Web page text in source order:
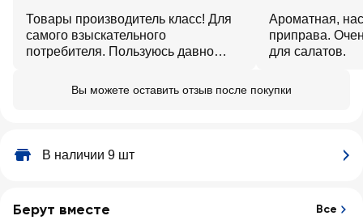
Товары производитель класс! Для
самого взыскательного
потребителя. Пользуюсь давно
Ароматная,
приправа.
для салатов.
Вы можете оставить отзыв после покупки
В наличии 9 шт
Берут вместе Все